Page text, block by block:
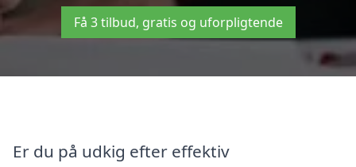
Få 3 tilbud, gratis og uforpligtende
Er du på udkig efter effektiv